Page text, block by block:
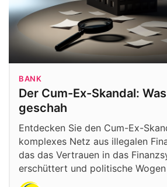
BANK
Der Cum-Ex-Skandal:
geschah
Entdecken Sie den Cum-Ex-
komplexes Netz aus illegalen
das das Vertrauen in das
erschüttert und politische